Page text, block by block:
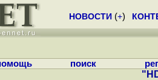
НОВОСТИ (+)
поиск